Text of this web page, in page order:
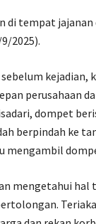
di tempat jajanan
2025).
kejadian,
perusahaan
dompet
berpindah ke
mengambil
mengetahui hal